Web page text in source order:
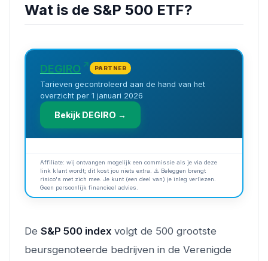
Wat is de S&P 500 ETF?
DEGIRO PARTNER
Tarieven gecontroleerd aan de hand van het
overzicht per 1 januari 2026
Bekijk DEGIRO →
Affiliate: wij ontvangen mogelijk een commissie als je via deze
link klant wordt; dit kost jou niets extra. ⚠️ Beleggen brengt
risico's met zich mee. Je kunt (een deel van) je inleg verliezen.
Geen persoonlijk financieel advies.
De S&P 500 index volgt de 500 grootste
beursgenoteerde bedrijven in de Verenigde